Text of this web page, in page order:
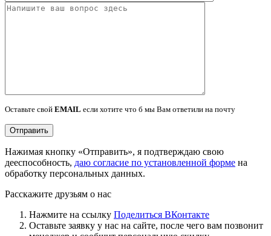
Оставьте свой EMAIL если хотите что б мы Вам ответили на почту
Нажимая кнопку «Отправить», я подтверждаю свою
дееспособность, даю согласие по установленной форме на
обработку персональных данных.
Расскажите друзьям о нас
Нажмите на ссылку Поделиться ВКонтакте
Оставьте заявку у нас на сайте, после чего вам позвонит